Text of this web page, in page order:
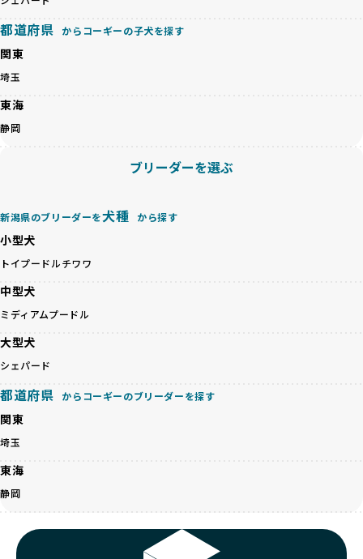
ゃんを家族のように愛するという理念を共有するブリーダー
のみを厳選しています。これにより、ユーザーの皆さんに安
心して選べる選択肢を提供しています。
「BreederFamilesのワンちゃんに優しい18の評価基準」は
こちら
BreederFamiliesでは、すべてのブリーダーを書類審査、直
接のヒアリング、現地確認を通じて厳しく評価しています。
さらに、こうした評価結果は透明性を持って公開されている
徹底した透明性こそが、BreederFamiliesの大きな特徴で
す。
量販売、負担の大きい流通構造、劣悪な飼育環境といった課
題に真摯に向き合っています。優良ブリーダーとの直接取引
る社会の実現を目指しています。
さらに、売上の一部を保護団体や保護団体を支援する公益法
の取り組みが不十分であることを理由に寄付を断られる中、
BreederFamiliesはその姿勢が評価され、寄付が実現してい
ます。この活動により、保護が必要なワンちゃんの救済や保
護活動の支援にも貢献しています。
BreederFamiliesのこうした取り組みは、目の前の子犬だけ
でなく、すべてのワンちゃんに優しい未来を創るための大き
な一歩です。ユーザーの皆さんがBreederFamiliesを通じて
子犬をお迎えすることで、こうした社会貢献活動を間接的に
支えることができます。
ペットショップやペットオークションは、流通過程でワンち
られるなど、心身に大きな負担がかかります。このような環
境は、ストレスや感染リスクを増大させるだけでなく、ワン
があります。
ペットショップやオークションを介さずに直接飼い主に渡す
接の引き渡しを基本とします。
一方で、営利優先ブリーダーは、広範囲に販売するためにペ
を軽視しがちです。
「ペットショップ等を使わない」の詳細はこちら
近年、「小さくて可愛い」「珍しい毛色」という見た目の特
徴が人気を集め、高値で取引されることが多くなっていま
くありません。極小サイズは骨や心臓に負担がかかりやす
く、レアカラーには遺伝疾患のリスクが高まることがありま
営利優先ブリーダーは、このような流行や需要に応じて無理
な繁殖を行いがちです。小柄な母犬を繁殖に多用して体に負
ど、健康を犠牲にした管理がされることもあります。このよ
うな方法では、ワンちゃんの免疫力や体力が低下し、飼い主
にとっても将来的な医療費やケアの負担が増える恐れがあり
ます。
優良ブリーダーは、こうした流行に流されず、ワンちゃんの
都道府県 からコーギーの子犬を探す
関東
埼玉
東海
静岡
ブリーダーを選ぶ
新潟県のブリーダーを犬種 から探す
小型犬
トイプードルチワワ
中型犬
ミディアムプードル
大型犬
シェパード
都道府県 からコーギーのブリーダーを探す
関東
埼玉
東海
静岡